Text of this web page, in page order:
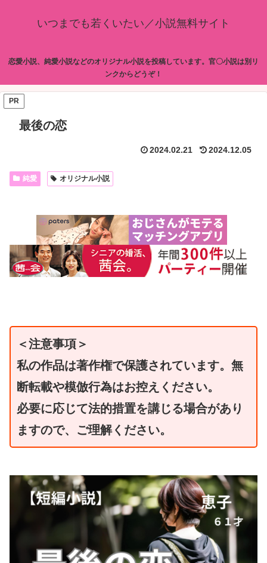
いつまでも若くいたい／小説無料サイト
恋愛小説、純愛小説などのオリジナル小説を投稿しています。官〇小説は別リ
ンクからどうぞ！
PR
最後の恋
2024.02.21 2024.12.05
純愛 オリジナル小説
＜注意事項＞
私の作品は著作権で保護されています。無
断転載や模倣行為はお控えください。
必要に応じて法的措置を講じる場合があり
ますので、ご理解ください。